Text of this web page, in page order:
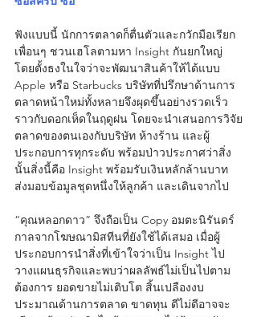
ฟังแบบนี้ นักการตลาดก็ตื่นตัวและกวักมือเรียก
เพื่อนๆ ชวนเฮโลตามหา Insight กันยกใหญ่
โดยตั้งธงในใจว่าจะพัฒนาสินค้าให้ได้แบบ
Apple หรือ Starbucks บริษัทที่ปรึกษาด้านการ
ตลาดหน้าใหม่ทั้งหลายจึงผุดขึ้นอย่างรวดเร็ว
ราวกับดอกเห็ดในฤดูฝน โดยจะนำเสนอการวิจัย
ตลาดของตนเองกับบริษัท ห้างร้าน และผู้
ประกอบการทุกระดับ พร้อมป่าวประกาศว่าสิ่ง
นั้นสิ่งนี้คือ Insight พร้อมรับเงินหลักล้านบาท
ส่งมอบข้อมูลชุดหนึ่งให้ลูกค้า และเดินจากไป
“คุณหลอกดาว” จึงถือเป็น Copy อมตะนิรันดร์
กาลจากโฆษณามิสทีนที่ยังใช้ได้เสมอ เมื่อผู้
ประกอบการนำสิ่งที่เข้าใจว่าเป็น Insight ไป
วางแผนธุรกิจและพบว่าผลลัพธ์ไม่เป็นไปตาม
ต้องการ ยอดขายไม่เติบโต สิ้นเปลืองงบ
ประมาณด้านการตลาด ขาดทุน ดีไม่ดีอาจจะ